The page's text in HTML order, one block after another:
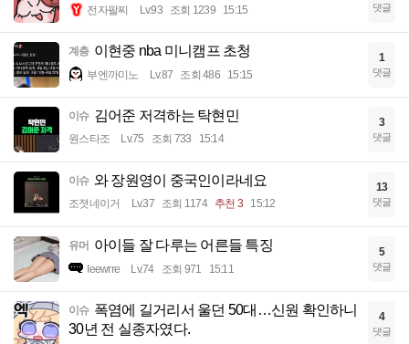
전자팔찌 Lv.93 조회 1239 15:15 댓글
계층 이현중 nba 미니캠프 초청
부엔까미노 Lv.87 조회 486 15:15
1
댓글
이슈 김어준 저격하는 탁현민
원스타조 Lv.75 조회 733 15:14
3
댓글
이슈 와 장원영이 중국인이라네요
조졋네이거 Lv.37 조회 1174 추천 3 15:12
13
댓글
유머 아이들 잘 다루는 어른들 특징
Ieewrre Lv.74 조회 971 15:11
5
댓글
이슈 폭염에 길거리서 울던 50대…신원 확인하니
30년 전 실종자였다.
4
댓글